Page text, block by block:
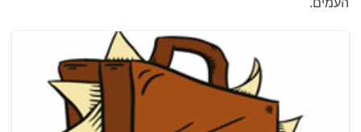
העמים.